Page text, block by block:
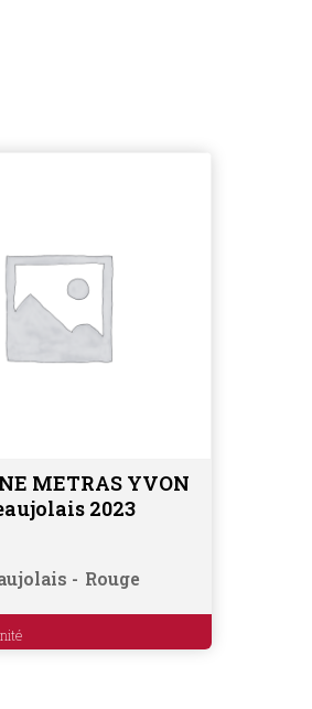
Ajouter au panier
METRAS YVON
2023
Rouge